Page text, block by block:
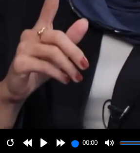
00:00
00:00